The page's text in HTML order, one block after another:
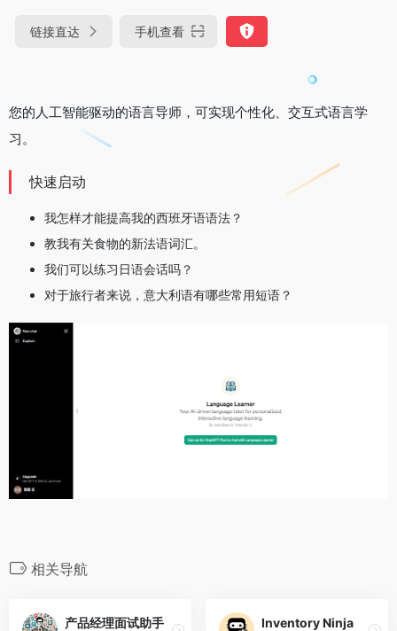
链接直达 手机查看
您的人工智能驱动的语言导师，可实现个性化、交互式语言学
习。
快速启动
我怎样才能提高我的西班牙语语法？
教我有关食物的新法语词汇。
我们可以练习日语会话吗？
对于旅行者来说，意大利语有哪些常用短语？
相关导航
产品经理面试助手 Inventory Ninja